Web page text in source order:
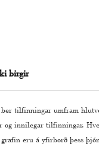
birgir
tilfinningar umfram
innilegar tilfinningar.
eru á yfirborð þess